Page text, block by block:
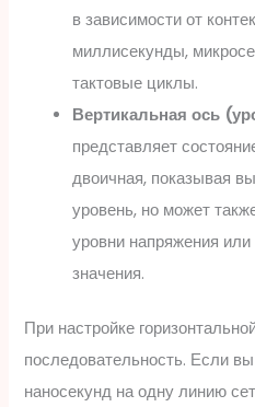
в зависимости от
миллисекунды,
тактовые циклы.
Вертикальная ось
представляет
двоичная, показывая
уровень, но может
уровни напряжения
значения.
При настройке
последовательность. Если
наносекунд на одну линию